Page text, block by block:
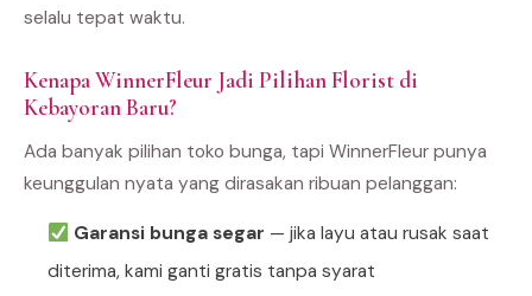
selalu tepat waktu.
Kenapa WinnerFleur Jadi Pilihan Florist di
Kebayoran Baru?
Ada banyak pilihan toko bunga, tapi WinnerFleur punya
keunggulan nyata yang dirasakan ribuan pelanggan:
Garansi bunga segar — jika layu atau rusak saat
diterima, kami ganti gratis tanpa syarat